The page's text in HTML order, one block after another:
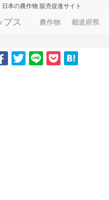
日本の農作物 販売促進サイト
プス 農作物 都道府県